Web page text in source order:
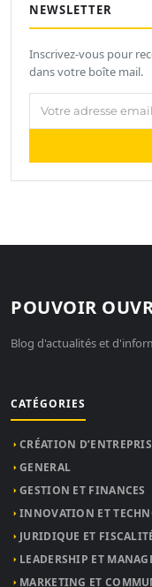
NEWSLETTER
Inscrivez-vous pour
dans votre boîte mail.
Votre adresse email
POUVOIR
Blog d'actualités et
CATÉGORIES
CRÉATION
GENERAL
GESTION ET FINANCES
INNOVATION ET
JURIDIQUE ET
LEADERSHIP ET
MARKETING ET